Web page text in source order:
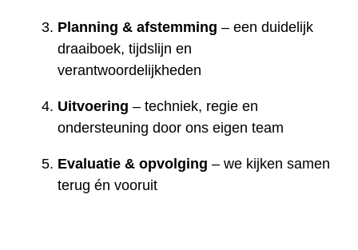
Planning & afstemming – een duidelijk
draaiboek, tijdslijn en
verantwoordelijkheden
Uitvoering – techniek, regie en
ondersteuning door ons eigen team
Evaluatie & opvolging – we kijken samen
terug én vooruit